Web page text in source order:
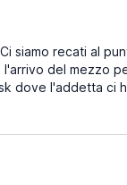
siamo recati al
del mezzo
dove l'addetta ci